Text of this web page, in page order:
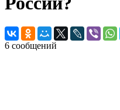
6 сообщений